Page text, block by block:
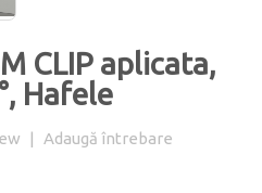
CLIP aplicata,
Hafele
| Adaugă întrebare